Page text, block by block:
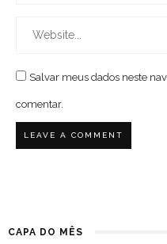
Salvar meus dados neste
comentar.
CAPA DO MÊS